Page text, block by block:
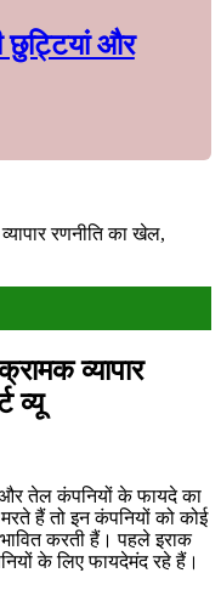
छुट्टियां और
रणनीति का खेल,
व्यापार
व्यू
और तेल कंपनियों के फायदे का
हैं तो इन कंपनियों को कोई
करती हैं। पहले इराक
के लिए फायदेमंद रहे हैं।